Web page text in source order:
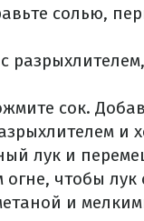
солью,
сок.
лук и
огне, чтобы
и